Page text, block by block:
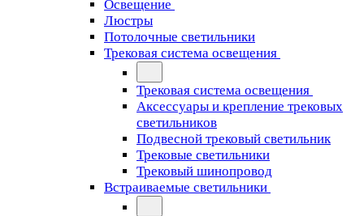
Освещение
Люстры
Потолочные светильники
Трековая система освещения
Трековая система освещения
Аксессуары и крепление трековых
светильников
Подвесной трековый светильник
Трековые светильники
Трековый шинопровод
Встраиваемые светильники